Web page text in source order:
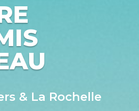
& La Rochelle